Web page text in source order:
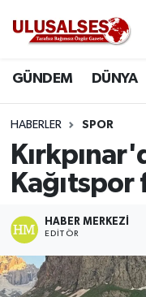
GÜNDEM DÜNYA
HABERLER SPOR
Kağıtspor
HABER MERKEZI
EDITÖR
DÜNYA
SİYASET
EKONOMİ
EĞİTİM
SAĞLIK
Trafik Durumu
Süper Lig Puan
Tüm Manşetler
Son Dakika
Haber Arşivi